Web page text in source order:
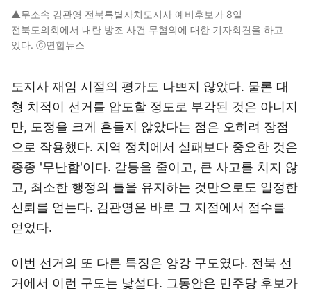
▲무소속 김관영 전북특별자치도지사 예비후보가 8일
전북도의회에서 내란 방조 사건 무혐의에 대한 기자회견을 하고
있다. ⓒ연합뉴스
도지사 재임 시절의 평가도 나쁘지 않았다. 물론 대
형 치적이 선거를 압도할 정도로 부각된 것은 아니지
만, 도정을 크게 흔들지 않았다는 점은 오히려 장점
으로 작용했다. 지역 정치에서 실패보다 중요한 것은
종종 '무난함'이다. 갈등을 줄이고, 큰 사고를 치지 않
고, 최소한 행정의 틀을 유지하는 것만으로도 일정한
신뢰를 얻는다. 김관영은 바로 그 지점에서 점수를
얻었다.
이번 선거의 또 다른 특징은 양강 구도였다. 전북 선
거에서 이런 구도는 낯설다. 그동안은 민주당 후보가